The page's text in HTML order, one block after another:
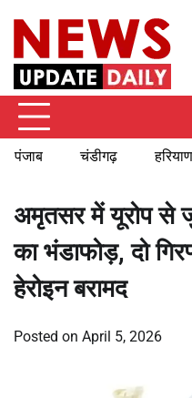
content
पंजाब चंडीगढ़
अमृतसर में यूरोप से
का भंडाफोड़, दो
हेरोइन बरामद
Posted on April 5, 2026